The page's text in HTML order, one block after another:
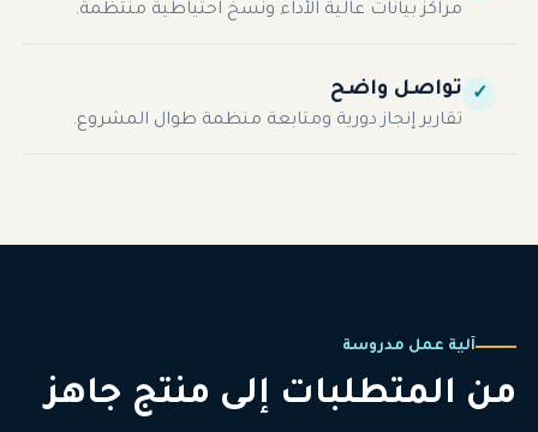
مراكز بيانات عالية الأداء ونسخ احتياطية منتظمة.
✓ تواصل واضح
تقارير إنجاز دورية ومتابعة منظمة طوال المشروع.
آلية عمل مدروسة
من المتطلبات إلى منتج جاهز